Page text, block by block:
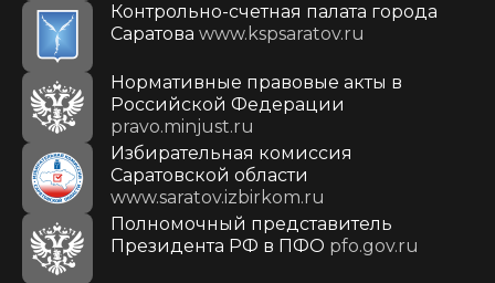
Контрольно-счетная палата города
Саратова www.kspsaratov.ru
Нормативные правовые акты в
Российской Федерации
pravo.minjust.ru
Избирательная комиссия
Саратовской области
www.saratov.izbirkom.ru
Полномочный представитель
Президента РФ в ПФО pfo.gov.ru